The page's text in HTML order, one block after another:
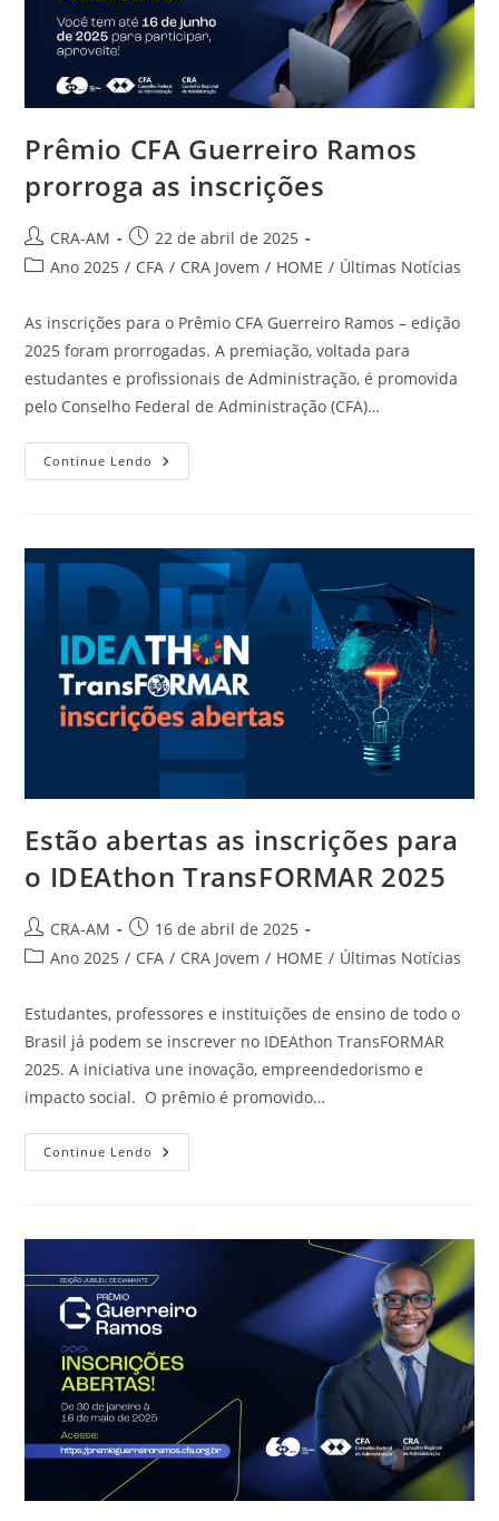
Prêmio CFA Guerreiro Ramos
prorroga as inscrições
CRA-AM
22 de abril de 2025
Ano 2025 / CFA / CRA Jovem / HOME / Últimas Notícias
As inscrições para o Prêmio CFA Guerreiro Ramos – edição
2025 foram prorrogadas. A premiação, voltada para
estudantes e profissionais de Administração, é promovida
pelo Conselho Federal de Administração (CFA)…
Continue Lendo
Estão abertas as inscrições para
o IDEAthon TransFORMAR 2025
CRA-AM
16 de abril de 2025
Ano 2025 / CFA / CRA Jovem / HOME / Últimas Notícias
Estudantes, professores e instituições de ensino de todo o
Brasil já podem se inscrever no IDEAthon TransFORMAR
2025. A iniciativa une inovação, empreendedorismo e
impacto social. O prêmio é promovido…
Continue Lendo